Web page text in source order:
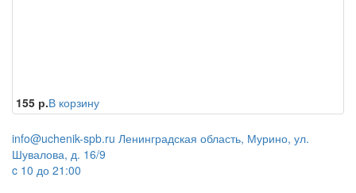
155 р.В корзину
info@uchenik-spb.ru Ленинградская область, Мурино, ул.
Шувалова, д. 16/9
c 10 до 21:00